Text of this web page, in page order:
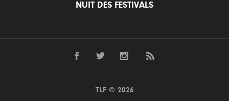
NUIT DES FESTIVALS
TLF © 2026